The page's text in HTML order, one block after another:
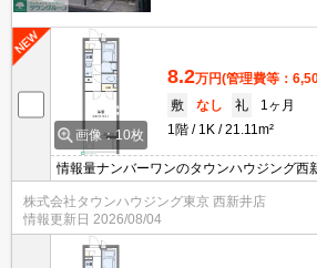
画像：10枚
8.2万円(管理費等：
敷
なし 礼
1ヶ月
1階
1K 21.11m²
情報量ナンバーワンのタウンハウジング西
株式会社タウンハウジング東京 西新井店
情報更新日 2026/08/04